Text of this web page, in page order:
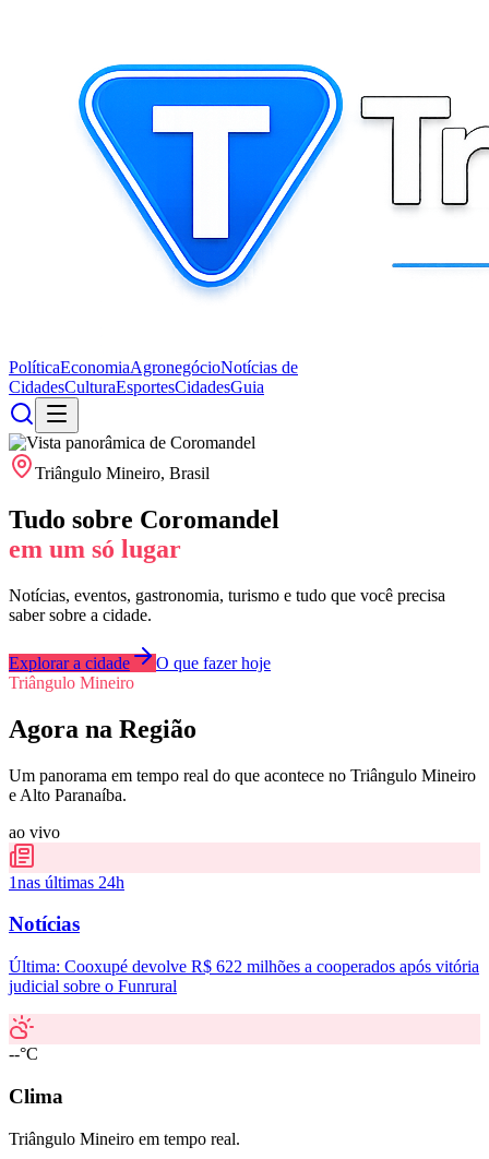
PolíticaEconomiaAgronegócioNotícias de
CidadesCulturaEsportesCidadesGuia
Triângulo Mineiro, Brasil
Tudo sobre Coromandel
em um só lugar
Notícias, eventos, gastronomia, turismo e tudo que você precisa
saber sobre a cidade.
Explorar a cidade
O que fazer hoje
Triângulo Mineiro
Agora na Região
Um panorama em tempo real do que acontece no Triângulo Mineiro
e Alto Paranaíba.
ao vivo
1nas últimas 24h
Notícias
Última: Cooxupé devolve R$ 622 milhões a cooperados após vitória
judicial sobre o Funrural
--°C
Clima
Triângulo Mineiro em tempo real.